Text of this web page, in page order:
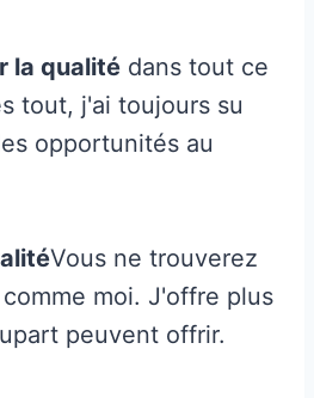
la qualité dans tout ce
tout, j'ai toujours su
opportunités au
Vous ne trouverez
moi. J'offre plus
peuvent offrir.